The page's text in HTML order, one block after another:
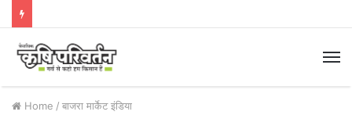
Home / बाजरा मार्केट इंडिया